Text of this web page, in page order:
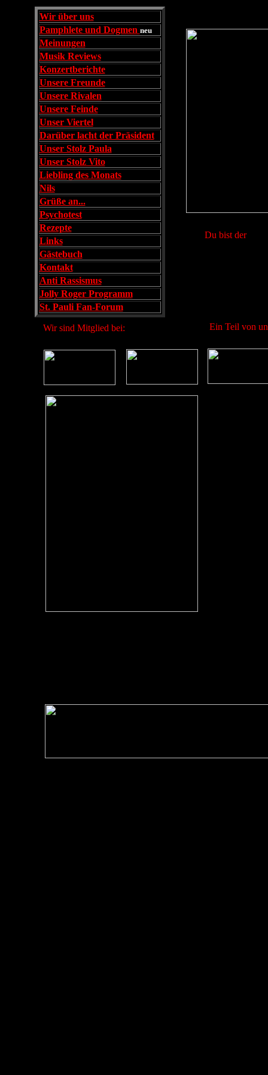
Wir über uns
Pamphlete und Dogmen neu
Meinungen
Musik Reviews
Konzertberichte
Unsere Freunde
Unsere Rivalen
Unsere Feinde
Unser Viertel
Darüber lacht der Präsident
Unser Stolz Paula
Unser Stolz Vito
Liebling des Monats
Nils
Grüße an...
Psychotest
Rezepte
Links
Gästebuch
Kontakt
Anti Rassismus
Jolly Roger Programm
St. Pauli Fan-Forum
Du bist der
Ein Teil von
Wir sind Mitglied bei: